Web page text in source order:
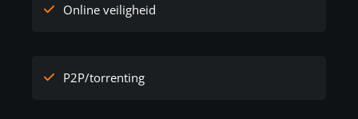
Online veiligheid
P2P/torrenting